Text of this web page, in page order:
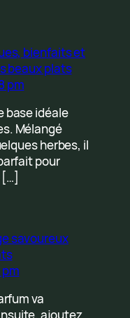
bienfaits et
beaux plats
pm
base idéale
Mélangé
herbes, il
pour
[…]
savoureux
va